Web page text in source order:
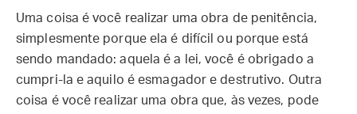
Uma coisa é você realizar uma obra de penitência,
simplesmente porque ela é difícil ou porque está
sendo mandado: aquela é a lei, você é obrigado a
cumpri-la e aquilo é esmagador e destrutivo. Outra
coisa é você realizar uma obra que, às vezes, pode